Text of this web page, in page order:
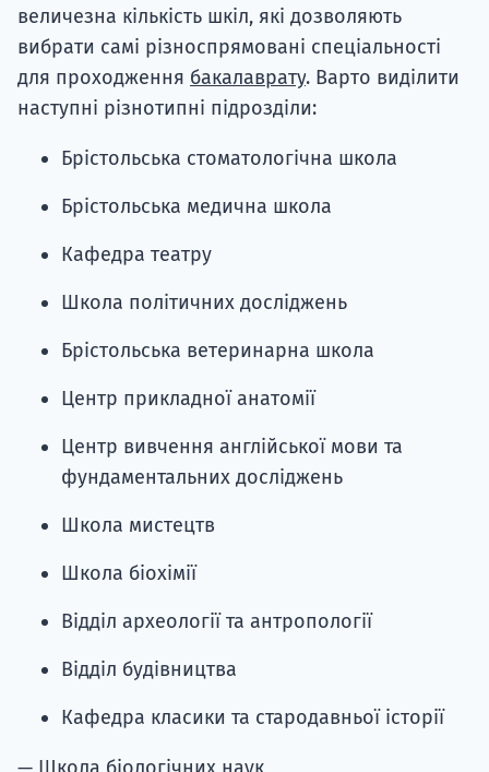
величезна кількість шкіл, які дозволяють
вибрати самі різноспрямовані спеціальності
для проходження бакалаврату. Варто виділити
наступні різнотипні підрозділи:
Брістольська стоматологічна школа
Брістольська медична школа
Кафедра театру
Школа політичних досліджень
Брістольська ветеринарна школа
Центр прикладної анатомії
Центр вивчення англійської мови та
фундаментальних досліджень
Школа мистецтв
Школа біохімії
Відділ археології та антропології
Відділ будівництва
Кафедра класики та стародавньої історії